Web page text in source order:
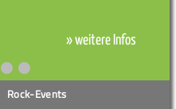
» weitere Infos
Rock-Events